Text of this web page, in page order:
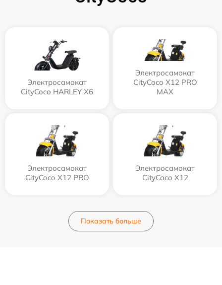
Электросамокат
CityCoco HARLEY X6
Электросамокат
CityCoco X12 PRO
MAX
Электросамокат
CityCoco X12 PRO
Электросамокат
CityCoco X12
Показать больше